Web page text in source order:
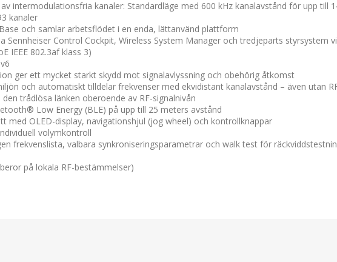
intermodulationsfria kanaler: Standardläge med 600 kHz kanalavstånd för upp till
kanaler
och samlar arbetsflödet i en enda, lättanvänd plattform
Control Cockpit, Wireless System Manager och tredjeparts styrsystem
IEEE 802.3af klass 3)
ger ett mycket starkt skydd mot signalavlyssning och obehörig åtkomst
och automatiskt tilldelar frekvenser med ekvidistant kanalavstånd – även utan
trådlösa länken oberoende av RF-signalnivån
Low Energy (BLE) på upp till 25 meters avstånd
med OLED-display, navigationshjul (jog wheel) och kontrollknappar
volymkontroll
frekvenslista, valbara synkroniseringsparametrar och walk test för
på lokala RF-bestämmelser)